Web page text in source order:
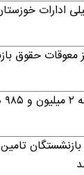
ادارات
معوقات حقوق